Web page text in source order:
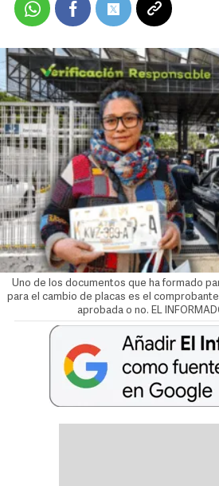
Uno de los documentos que ha formado
para el cambio de placas es el
aprobada o no. EL